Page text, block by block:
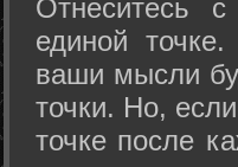
Отнеситесь
единой
ваши мысли
точки. Но,
точке после